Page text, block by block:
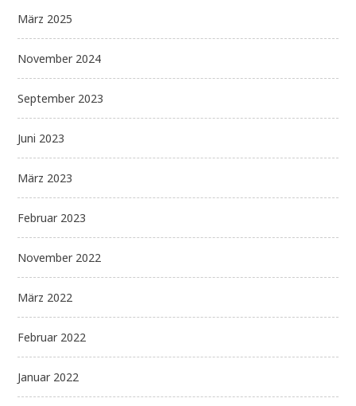
März 2025
November 2024
September 2023
Juni 2023
März 2023
Februar 2023
November 2022
März 2022
Februar 2022
Januar 2022